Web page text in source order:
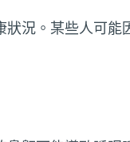
況。某些人可能